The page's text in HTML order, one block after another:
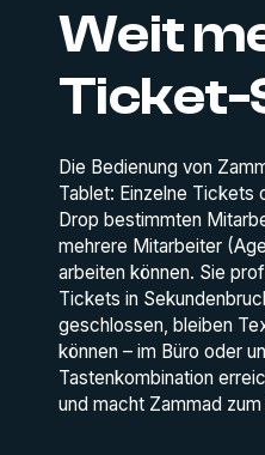
Weit
Ticket-
Die Bedienung von
Tablet: Einzelne Tickets
Drop bestimmten
mehrere Mitarbeiter
arbeiten können. Sie
Tickets in
geschlossen, bleiben
können – im Büro oder
Tastenkombination
und macht Zammad zum